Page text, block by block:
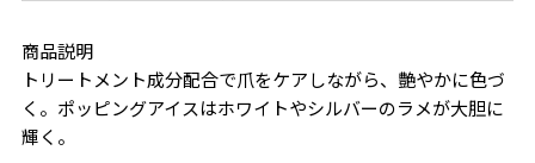
商品説明
トリートメント成分配合で爪をケアしながら、艶やかに色づ
く。ポッピングアイスはホワイトやシルバーのラメが大胆に
輝く。